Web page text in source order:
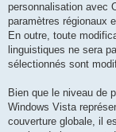
personnalisation avec
paramètres régionaux
En outre, toute
linguistiques ne sera
sélectionnés sont
Bien que le niveau de
Windows Vista
couverture globale, il